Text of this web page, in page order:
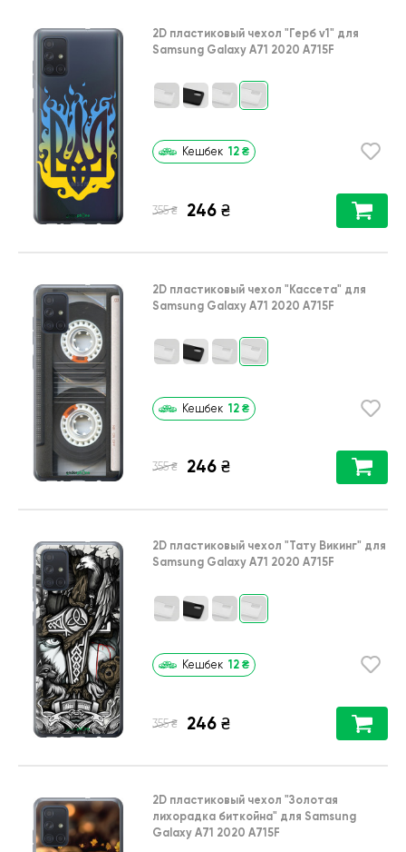
2D пластиковый чехол "Герб v1" для
Samsung Galaxy A71 2020 A715F
Кешбек 12 ₴
355 ₴ 246 ₴
2D пластиковый чехол "Кассета" для
Samsung Galaxy A71 2020 A715F
Кешбек 12 ₴
355 ₴ 246 ₴
2D пластиковый чехол "Тату Викинг" для
Samsung Galaxy A71 2020 A715F
Кешбек 12 ₴
355 ₴ 246 ₴
2D пластиковый чехол "Золотая
лихорадка биткойна" для Samsung
Galaxy A71 2020 A715F